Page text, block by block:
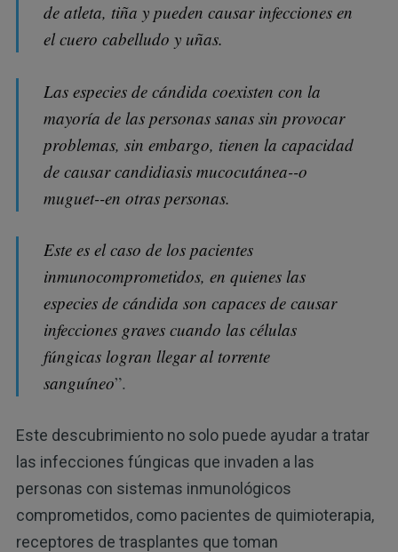
de atleta, tiña y pueden causar infecciones en
el cuero cabelludo y uñas.
Las especies de cándida coexisten con la
mayoría de las personas sanas sin provocar
problemas, sin embargo, tienen la capacidad
de causar candidiasis mucocutánea--o
muguet--en otras personas.
Este es el caso de los pacientes
inmunocomprometidos, en quienes las
especies de cándida son capaces de causar
infecciones graves cuando las células
fúngicas logran llegar al torrente
sanguíneo”.
Este descubrimiento no solo puede ayudar a tratar
las infecciones fúngicas que invaden a las
personas con sistemas inmunológicos
comprometidos, como pacientes de quimioterapia,
receptores de trasplantes que toman